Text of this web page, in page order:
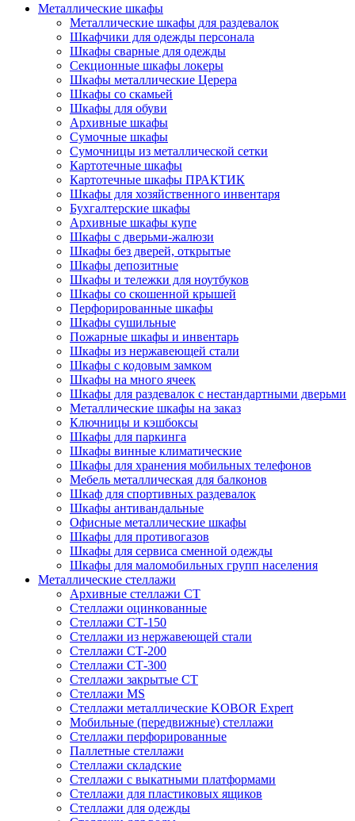
Металлические шкафы
Металлические шкафы для раздевалок
Шкафчики для одежды персонала
Шкафы сварные для одежды
Секционные шкафы локеры
Шкафы металлические Церера
Шкафы со скамьей
Шкафы для обуви
Архивные шкафы
Сумочные шкафы
Сумочницы из металлической сетки
Картотечные шкафы
Картотечные шкафы ПРАКТИК
Шкафы для хозяйственного инвентаря
Бухгалтерские шкафы
Архивные шкафы купе
Шкафы с дверьми-жалюзи
Шкафы без дверей, открытые
Шкафы депозитные
Шкафы и тележки для ноутбуков
Шкафы со скошенной крышей
Перфорированные шкафы
Шкафы сушильные
Пожарные шкафы и инвентарь
Шкафы из нержавеющей стали
Шкафы с кодовым замком
Шкафы на много ячеек
Шкафы для раздевалок с нестандартными дверьми
Металлические шкафы на заказ
Ключницы и кэшбоксы
Шкафы для паркинга
Шкафы винные климатические
Шкафы для хранения мобильных телефонов
Мебель металлическая для балконов
Шкаф для спортивных раздевалок
Шкафы антивандальные
Офисные металлические шкафы
Шкафы для противогазов
Шкафы для сервиса сменной одежды
Шкафы для маломобильных групп населения
Металлические стеллажи
Архивные стеллажи СТ
Стеллажи оцинкованные
Стеллажи СТ-150
Стеллажи из нержавеющей стали
Стеллажи СТ-200
Стеллажи СТ-300
Стеллажи закрытые СТ
Стеллажи MS
Стеллажи металлические KOBOR Expert
Мобильные (передвижные) стеллажи
Стеллажи перфорированные
Паллетные стеллажи
Стеллажи складские
Стеллажи с выкатными платформами
Стеллажи для пластиковых ящиков
Стеллажи для одежды